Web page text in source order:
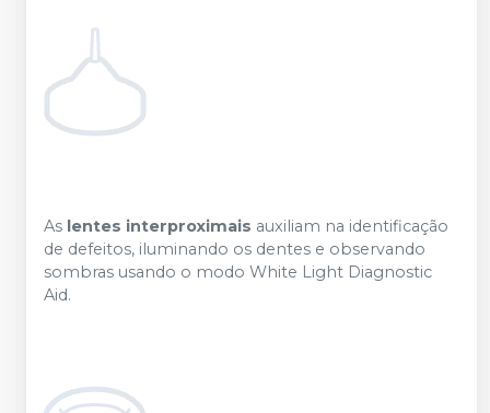
As lentes interproximais auxiliam na identificação
de defeitos, iluminando os dentes e observando
sombras usando o modo White Light Diagnostic
Aid.